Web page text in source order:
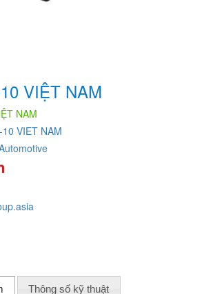
VIỆT NAM
NAM
10 VIET NAM
Thông số kỹ thuật